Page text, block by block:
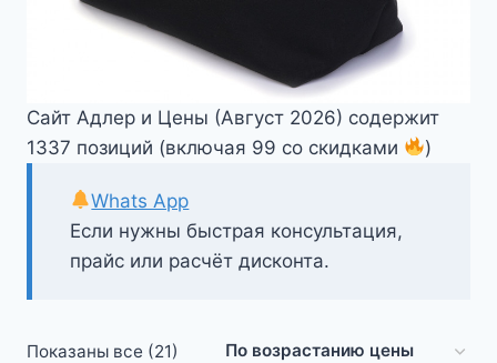
Сайт Адлер и Цены (Август 2026) содержит
1337 позиций (включая 99 со скидками
)
Если нужны быстрая консультация,
прайс или расчёт дисконта.
Whats App
Показаны все (21) Цены: